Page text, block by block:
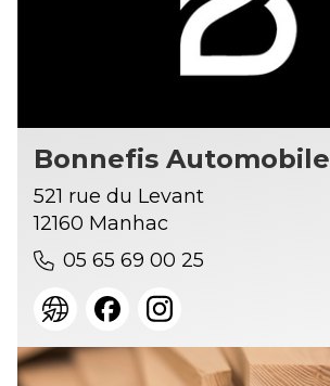
Bonnefis Automobile
521 rue du Levant
12160 Manhac
05 65 69 00 25